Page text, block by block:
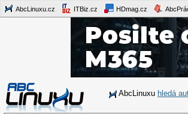
AbcLinuxu.cz ITBiz.cz HDmag.cz
AbcLinuxu hledá